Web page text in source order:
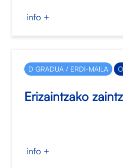
info +
D GRADUA / ERDI-MAILA
Erizaintzako
info +